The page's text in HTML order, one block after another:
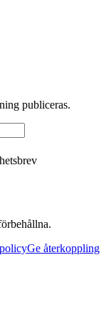
publiceras.
Ge återkoppling